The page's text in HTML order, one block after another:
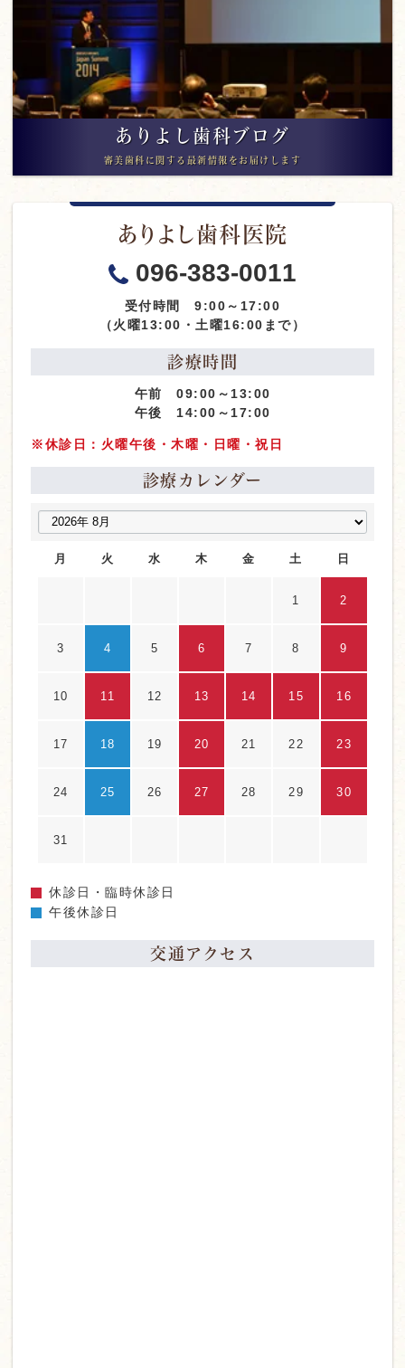
ありよし歯科ブログ
審美歯科に関する最新情報をお届けします
ありよし歯科医院
096-383-0011
受付時間 9:00～17:00
（火曜13:00・土曜16:00まで）
診療時間
午前 09:00～13:00
午後 14:00～17:00
※休診日：火曜午後・木曜・日曜・祝日
診療カレンダー
月 火 水 木 金 土 日
1 2
3 4 5 6 7 8 9
10 11 12 13 14 15 16
17 18 19 20 21 22 23
24 25 26 27 28 29 30
31
休診日・臨時休診日
午後休診日
交通アクセス